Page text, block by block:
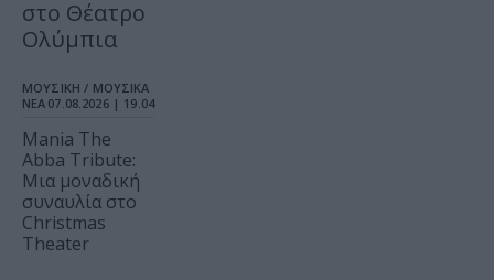
στο Θέατρο
Ολύμπια
ΜΟΥΣΙΚΗ / ΜΟΥΣΙΚΑ
ΝΕΑ 07.08.2026 | 19.04
Mania The
Abba Tribute:
Μια μοναδική
συναυλία στο
Christmas
Theater